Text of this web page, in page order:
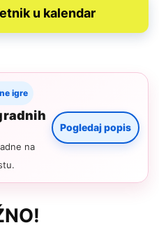
u kalendar
igre
na
Pogledaj popis